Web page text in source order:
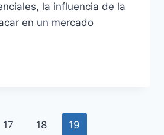
la influencia de la
en un mercado
17 18 19